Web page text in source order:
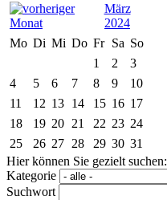
März
2024
Mo Di Mi Do Fr Sa So
1
2
3
4
5 6 7 8 9
10
11
12 13 14 15 16 17
18
19 20 21 22 23 24
25
26 27 28 29 30 31
Hier können Sie gezielt suchen:
Kategorie
Suchwort